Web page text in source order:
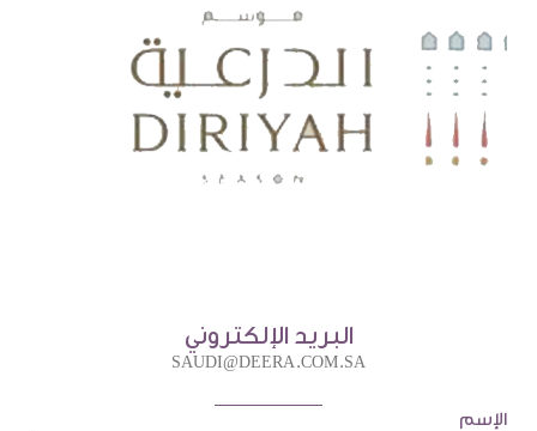
البريد الإلكتروني
SAUDI@DEERA.COM.SA
الإسم